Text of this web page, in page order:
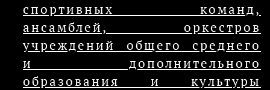
спортивных команд,
ансамблей, оркестров
учреждений общего среднего
и дополнительного
образования и культуры